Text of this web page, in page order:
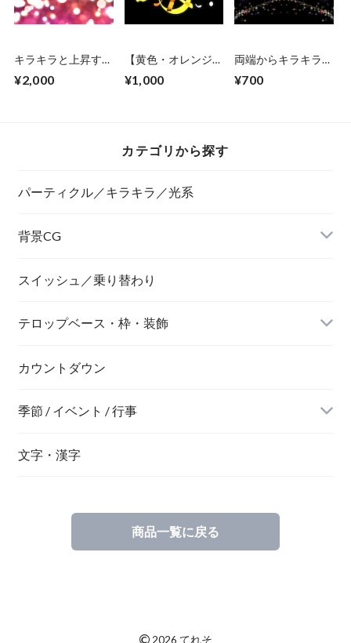
キラキラと上昇する
No.1 赤系
¥2,000
【黄色・オレンジ】
ても使えるゴシック
¥1,000
両端からキラキラが
め・混合色
¥700
カテゴリから探す
パーティクル／キラキラ／光系
背景CG
ニュース風
デジタル風
スイッシュ／乗り替わり
テロップベース・枠・装飾
ネオン風
カウントダウン
季節 / イベント / 行事
文字・漢字
商品一覧に戻る
© 2026 てれそ